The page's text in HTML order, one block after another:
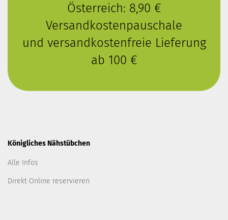
Österreich: 8,90 €
Versandkostenpauschale
und versandkostenfreie Lieferung
ab 100 €
Königliches Nähstübchen
Alle Infos
Direkt Online reservieren